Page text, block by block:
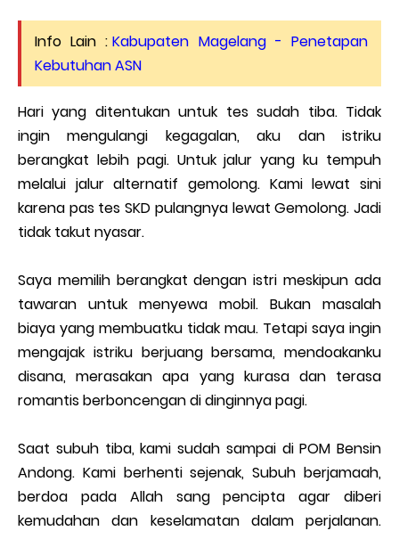
Info Lain : Kabupaten Magelang - Penetapan
Kebutuhan ASN
Hari yang ditentukan untuk tes sudah tiba. Tidak
ingin mengulangi kegagalan, aku dan istriku
berangkat lebih pagi. Untuk jalur yang ku tempuh
melalui jalur alternatif gemolong. Kami lewat sini
karena pas tes SKD pulangnya lewat Gemolong. Jadi
tidak takut nyasar.
Saya memilih berangkat dengan istri meskipun ada
tawaran untuk menyewa mobil. Bukan masalah
biaya yang membuatku tidak mau. Tetapi saya ingin
mengajak istriku berjuang bersama, mendoakanku
disana, merasakan apa yang kurasa dan terasa
romantis berboncengan di dinginnya pagi.
Saat subuh tiba, kami sudah sampai di POM Bensin
Andong. Kami berhenti sejenak, Subuh berjamaah,
berdoa pada Allah sang pencipta agar diberi
kemudahan dan keselamatan dalam perjalanan.